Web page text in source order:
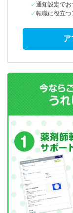
通知設定で
転職に役立
ア